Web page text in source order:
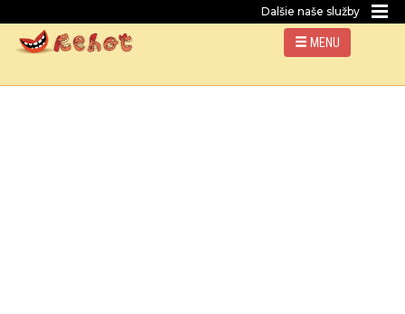
Dalšie naše služby
MENU